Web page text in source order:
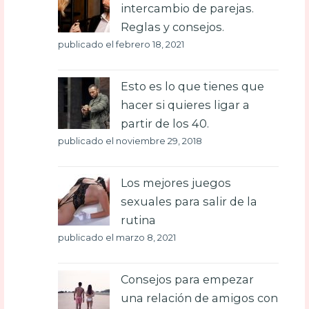
intercambio de parejas.
Reglas y consejos.
publicado el febrero 18, 2021
Esto es lo que tienes que
hacer si quieres ligar a
partir de los 40.
publicado el noviembre 29, 2018
Los mejores juegos
sexuales para salir de la
rutina
publicado el marzo 8, 2021
Consejos para empezar
una relación de amigos con